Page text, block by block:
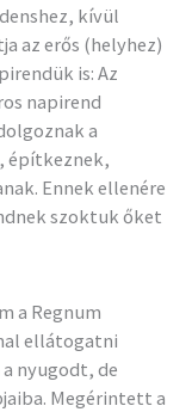
kívül
az erős (helyhez)
is: Az
napirend
a
építkeznek,
Ennek ellenére
szoktuk őket
a Regnum
ellátogatni
nyugodt, de
Megérintett a